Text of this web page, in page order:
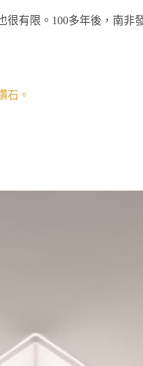
有限。100多年後，南
石。